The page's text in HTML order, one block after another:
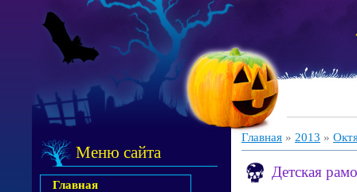
Меню сайта
Главная
Главная » 2013 »
Детская